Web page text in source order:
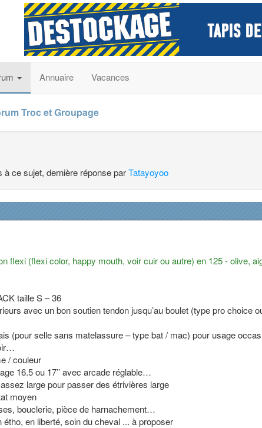
Annuaire Vacances
Troc et Groupage
à ce sujet, dernière réponse parTatayoyoo
flexi (flexi color, happy mouth, voir cuir ou autre) en 125 - olive,
taille S – 36
avec un bon soutien tendon jusqu’au boulet (type pro choice
(pour selle sans matelassure – type bat / mac) pour usage
/ couleur
16.5 ou 17’’ avec arcade réglable…
large pour passer des étrivières large
moyen
bouclerie, pièce de harnachement…
en liberté, soin du cheval ... à proposer